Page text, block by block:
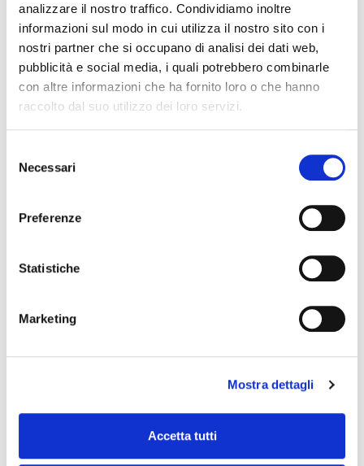
analizzare il nostro traffico. Condividiamo inoltre
informazioni sul modo in cui utilizza il nostro sito con i
nostri partner che si occupano di analisi dei dati web,
pubblicità e social media, i quali potrebbero combinarle
con altre informazioni che ha fornito loro o che hanno
raccolto dal suo utilizzo dei loro servizi.
delNecessari
Preferenze
Statistiche
Marketing
Mostra dettagli
Accetta tutti
2013
L’acquisition d’Art Stamp, basée à